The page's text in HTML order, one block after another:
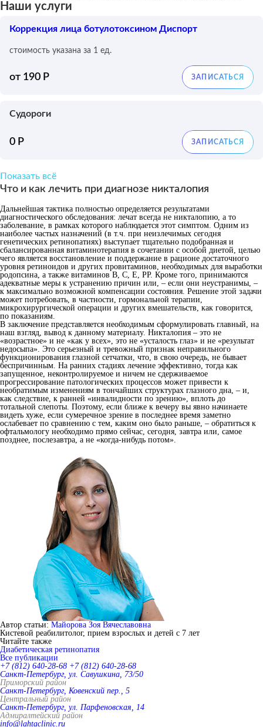
Наши услуги
Коррекция лица ботулотоксином Диспорт
стоимость указана за 1 ед.
от 190 Р
Судороги
0 Р
Показать всё
Что и как лечить при диагнозе никталопия
Дальнейшая тактика полностью определяется результатами
диагностического обследования: лечат всегда не никталопию, а то
заболевание, в рамках которого наблюдается этот симптом. Одним из
наиболее частых назначений (в т.ч. при неизлечимых сегодня
генетических ретинопатиях) выступает тщательно подобранная и
сбалансированная витаминотерапия в сочетании с особой диетой, целью
чего является восстановление и поддержание в рационе достаточного
уровня ретиноидов и других провитаминов, необходимых для выработки
родопсина, а также витаминов В, С, Е, РР. Кроме того, принимаются
адекватные меры к устранению причин или, – если они неустранимы, –
к максимально возможной компенсации состояния. Решение этой задачи
может потребовать, в частности, гормональной терапии,
микрохирургической операции и других вмешательств, как говорится,
по показаниям.
В заключение представляется необходимым сформулировать главный, на
наш взгляд, вывод к данному материалу. Никталопия – это не
«возрастное» и не «как у всех», это не «усталость глаз» и не «результат
недосыпа». Это серьезный и тревожный признак неправильного
функционирования глазной сетчатки, что, в свою очередь, не бывает
беспричинным. На ранних стадиях лечение эффективно, тогда как
запущенное, неконтролируемое и ничем не сдерживаемое
прогрессирование патологических процессов может привести к
необратимым изменениям в тончайших структурах глазного дна, – и,
как следствие, к ранней «инвалидности по зрению», вплоть до
тотальной слепоты. Поэтому, если ближе к вечеру вы явно начинаете
видеть хуже, если сумеречное зрение в последнее время заметно
ослабевает по сравнению с тем, каким оно было раньше, – обратиться к
офтальмологу необходимо прямо сейчас, сегодня, завтра или, самое
позднее, послезавтра, а не «когда-нибудь потом».
Автор статьи: Майорова Зоя Вячеславовна
Кистевой реабилитолог, прием взрослых и детей с 7 лет
Читайте также
Диабетическая ретинопатия
Все публикации
+7 (812) 640-28-68 +7 (812) 640-28-68
Санкт-Петербург, ул. Савушкина, 73/50
Приморский район
Санкт-Петербург, Ковенский пер., 5
Центральный район
Санкт-Петербург, ул. Парфеновская, 14
Адмиралтейский район
info@lahtaclinic.ru